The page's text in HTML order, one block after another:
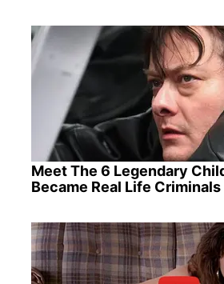
Meet The 6 Legendary
Became Real Life Criminals